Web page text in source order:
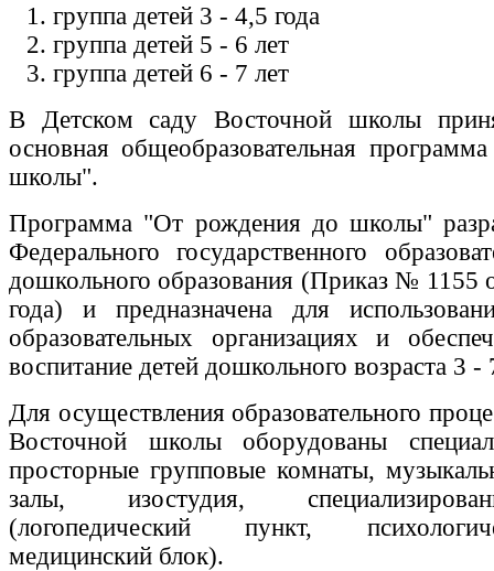
группа детей 3 - 4,5 года
группа детей 5 - 6 лет
группа детей 6 - 7 лет
В Детском саду Восточной школы
основная общеобразовательная
школы".
Программа "От рождения до школы"
Федерального государственного
дошкольного образования (Приказ № 1155
года) и предназначена для
образовательных организациях и
воспитание детей дошкольного возраста 3 -
Для осуществления образовательного
Восточной школы оборудованы
просторные групповые комнаты,
залы, изостудия,
(логопедический пункт,
медицинский блок).